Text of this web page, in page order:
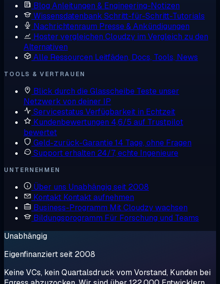
Blog Anleitungen & Engineering-Notizen
Wissensdatenbank Schritt-für-Schritt-Tutorials
Nachrichtenraum Presse & Ankündigungen
Hoster vergleichen Cloudzy im Vergleich zu den
Alternativen
Alle Ressourcen Leitfäden, Docs, Tools, News
TOOLS & VERTRAUEN
Blick durch die Glasscheibe Teste unser
Netzwerk von deiner IP
Servicestatus Verfügbarkeit in Echtzeit
Kundenbewertungen 4,6/5 auf Trustpilot
bewertet
Geld-zurück-Garantie14 Tage, ohne Fragen
Support erhalten 24/7, echte Ingenieure
UNTERNEHMEN
Über uns Unabhängig seit 2008
Kontakt Kontakt aufnehmen
Business-Programm Mit Cloudzy wachsen
Bildungsprogramm Für Forschung und Teams
Unabhängig
Eigenfinanziert seit 2008
Keine VCs, kein Quartalsdruck vom Vorstand, Kunden bei